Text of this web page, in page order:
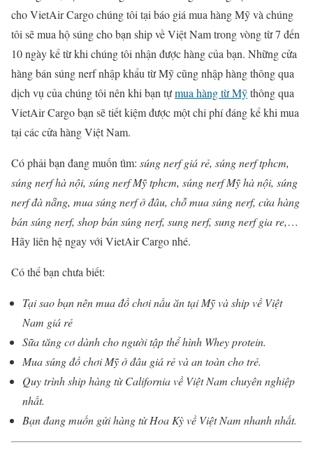
cho VietAir Cargo chúng tôi tại báo giá mua hàng Mỹ và chúng
tôi sẽ mua hộ súng cho bạn ship về Việt Nam trong vòng từ 7 đến
10 ngày kể từ khi chúng tôi nhận được hàng của bạn. Những cửa
hàng bán súng nerf nhập khẩu từ Mỹ cũng nhập hàng thông qua
dịch vụ của chúng tôi nên khi bạn tựmua hàng từ Mỹthông qua
VietAir Cargo bạn sẽ tiết kiệm được một chi phí đáng kể khi mua
tại các cửa hàng Việt Nam.
Có phải bạn đang muốn tìm: súng nerf giá rẻ, súng nerf tphcm,
súng nerf hà nội, súng nerf Mỹ tphcm, súng nerf Mỹ hà nội, súng
nerf đà nẵng, mua súng nerf ở đâu, chỗ mua súng nerf, cửa hàng
bán súng nerf, shop bán súng nerf, sung nerf, sung nerf gia re,…
Hãy liên hệ ngay với VietAir Cargo nhé.
Có thể bạn chưa biết:
Tại sao bạn nên mua đồ chơi nấu ăn tại Mỹ và ship về Việt
Nam giá rẻ
Sữa tăng cơ dành cho người tập thể hình Whey protein.
Mua súng đồ chơi Mỹ ở đâu giá rẻ và an toàn cho trẻ.
Quy trình ship hàng từ California về Việt Nam chuyên nghiệp
nhất.
Bạn đang muốn gửi hàng từ Hoa Kỳ về Việt Nam nhanh nhất.